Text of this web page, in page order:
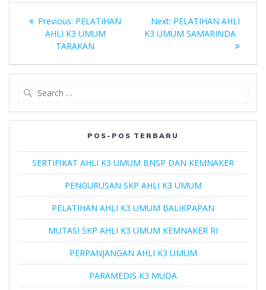
Navigasi
Previous: Previous
post:
PELATIHAN
AHLI K3 UMUM
TARAKAN
Next: Next
post:
PELATIHAN AHLI
K3 UMUM SAMARINDA
POS-POS TERBARU
SERTIFIKAT AHLI K3 UMUM BNSP DAN KEMNAKER
PENGURUSAN SKP AHLI K3 UMUM
PELATIHAN AHLI K3 UMUM BALIKPAPAN
MUTASI SKP AHLI K3 UMUM KEMNAKER RI
PERPANJANGAN AHLI K3 UMUM
PARAMEDIS K3 MUDA